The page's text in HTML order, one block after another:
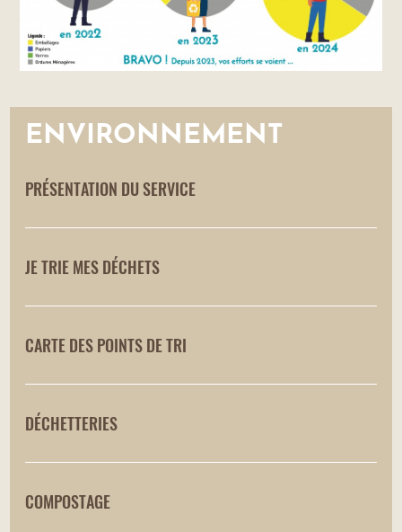
ENVIRONNEMENT
PRÉSENTATION DU SERVICE
JE TRIE MES DÉCHETS
CARTE DES POINTS DE TRI
DÉCHETTERIES
COMPOSTAGE